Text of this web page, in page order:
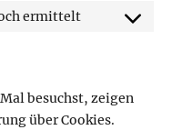
twitter
ermittelt
Consent
sonstiges
besuchst, zeigen
über Cookies.